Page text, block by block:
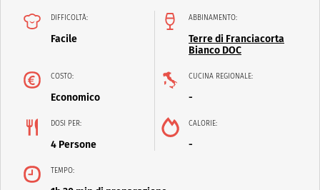
DIFFICOLTÀ:
Facile
ABBINAMENTO:
Terre di Franciacorta
Bianco DOC
COSTO:
Economico
CUCINA REGIONALE:
-
DOSI PER:
4 Persone
CALORIE:
-
TEMPO: